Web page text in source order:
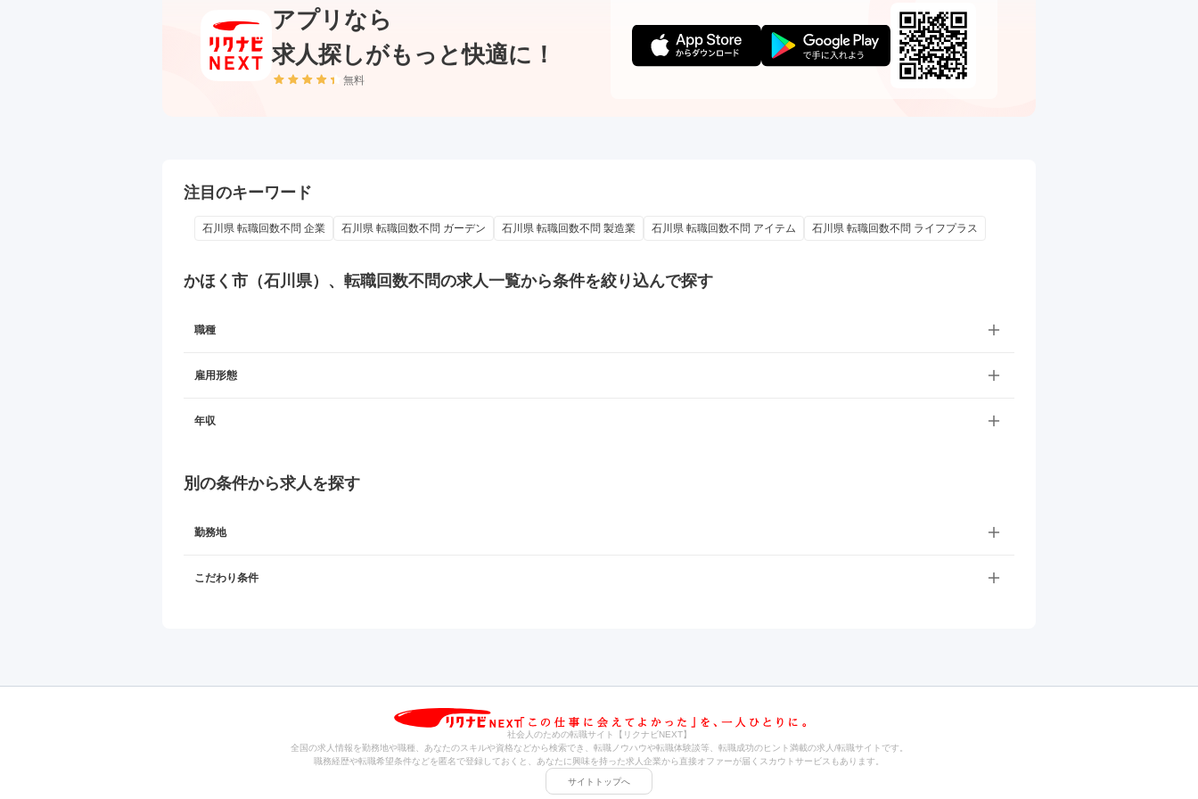
アプリなら
求人探しがもっと快適に！
無料
注目のキーワード
石川県 転職回数不問 企業 石川県 転職回数不問 ガーデン 石川県 転職回数不問 製造業 石川県 転職回数不問 アイテム 石川県 転職回数不問 ライフプラス
かほく市（石川県）、転職回数不問の求人一覧から条件を絞り込んで探す
職種
雇用形態
年収
別の条件から求人を探す
勤務地
こだわり条件
社会人のための転職サイト【リクナビNEXT】
全国の求人情報を勤務地や職種、あなたのスキルや資格などから検索でき、転職ノウハウや転職体験談等、転職成功のヒント満載の求人/転職サイトです。
職務経歴や転職希望条件などを匿名で登録しておくと、あなたに興味を持った求人企業から直接オファーが届くスカウトサービスもあります。
サイトトップへ